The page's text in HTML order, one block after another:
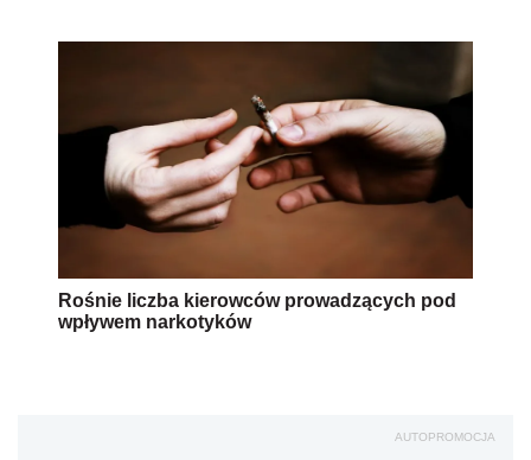
Rośnie liczba kierowców prowadzących pod
wpływem narkotyków
AUTOPROMOCJA